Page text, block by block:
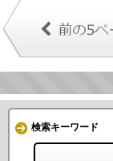
検索キーワード